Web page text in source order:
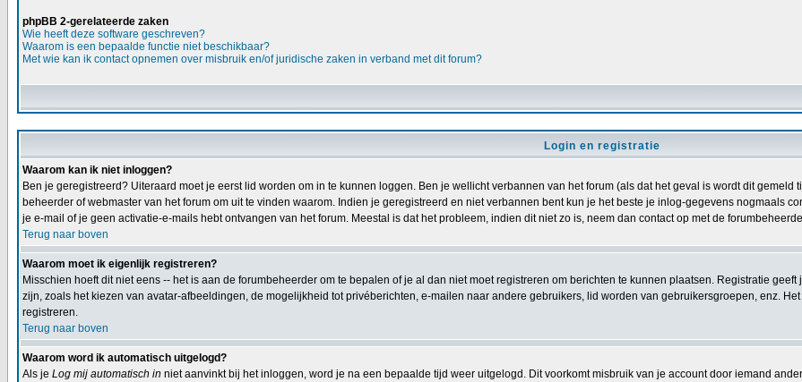
phpBB 2-gerelateerde zaken
Wie heeft deze software geschreven?
Waarom is een bepaalde functie niet beschikbaar?
Met wie kan ik contact opnemen over misbruik en/of juridische zaken in verband met dit forum?
Login en registratie
Waarom kan ik niet inloggen?
Ben je geregistreerd? Uiteraard moet je eerst lid worden om in te kunnen loggen. Ben je wellicht verbannen van het forum (als dat het geval is wordt dit
beheerder of webmaster van het forum om uit te vinden waarom. Indien je geregistreerd en niet verbannen bent kun je het beste je inlog-gegevens nogmaals
je e-mail of je geen activatie-e-mails hebt ontvangen van het forum. Meestal is dat het probleem, indien dit niet zo is, neem dan contact op met de
Terug naar boven
Waarom moet ik eigenlijk registreren?
Misschien hoeft dit niet eens -- het is aan de forumbeheerder om te bepalen of je al dan niet moet registreren om berichten te kunnen plaatsen. Registratie
zijn, zoals het kiezen van avatar-afbeeldingen, de mogelijkheid tot privéberichten, e-mailen naar andere gebruikers, lid worden van gebruikersgroepen, enz.
registreren.
Terug naar boven
Waarom word ik automatisch uitgelogd?
Als je Log mij automatisch in niet aanvinkt bij het inloggen, word je na een bepaalde tijd weer uitgelogd. Dit voorkomt misbruik van je account door iemand